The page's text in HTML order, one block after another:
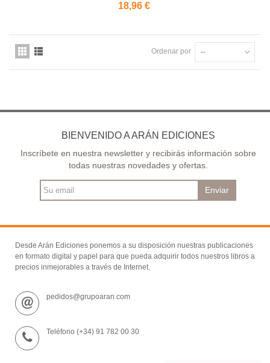
18,96 €
Ordenar por --
BIENVENIDO A ARÁN EDICIONES
Inscríbete en nuestra newsletter y recibirás información sobre
todas nuestras novedades y ofertas.
Enviar
Desde Arán Ediciones ponemos a su disposición nuestras publicaciones
en formato digital y papel para que pueda adquirir todos nuestros libros a
precios inmejorables a través de Internet.
pedidos@grupoaran.com
Teléfono (+34) 91 782 00 30